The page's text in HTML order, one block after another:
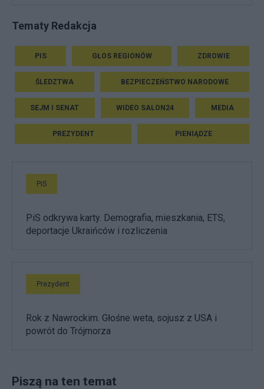
Tematy Redakcja
PIS GŁOS REGIONÓW ZDROWIE
ŚLEDZTWA BEZPIECZEŃSTWO NARODOWE
SEJM I SENAT WIDEO SALON24 MEDIA
PREZYDENT PIENIĄDZE
PiS
PiS odkrywa karty. Demografia, mieszkania, ETS,
deportacje Ukraińców i rozliczenia
Prezydent
Rok z Nawrockim. Głośne weta, sojusz z USA i
powrót do Trójmorza
Piszą na ten temat